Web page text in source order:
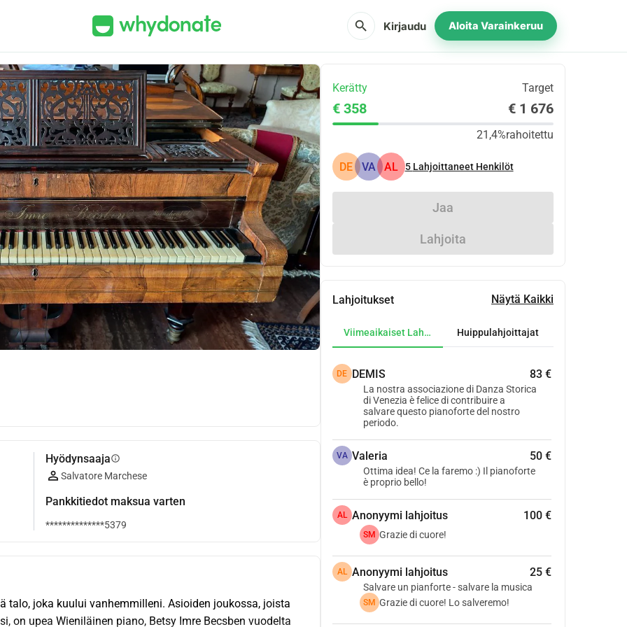
search Kirjaudu Aloita Varainkeruu
Hyödynsaajainfo
Salvatore Marchese
Pankkitiedot maksua varten
**************5379
talo, joka kuului vanhemmilleni. Asioiden joukossa, joista
on upea Wieniläinen piano, Betsy Imre Becsben vuodelta
Kerätty Target
€ 358 € 1 676
21,4%rahoitettu
DE VA AL 5 Lahjoittaneet Henkilöt
Jaa
Lahjoita
Lahjoitukset Näytä Kaikki
Viimeaikaiset LahjoituksetHuippulahjoittajat
DE DEMIS 83 €
La nostra associazione di Danza Storica
di Venezia è felice di contribuire a
salvare questo pianoforte del nostro
periodo.
VA Valeria 50 €
Ottima idea! Ce la faremo :) Il pianoforte
è proprio bello!
AL Anonyymi lahjoitus 100 €
SM Grazie di cuore!
AL Anonyymi lahjoitus 25 €
Salvare un pianforte - salvare la musica
SM Grazie di cuore! Lo salveremo!